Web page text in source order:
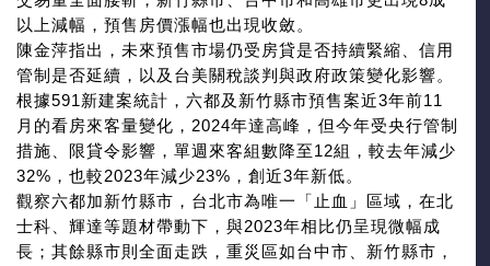
以上減幅，預售房價漲幅也出現收斂。
陳金萍指出，未來預售市場仍受房貸是否持續緊縮、信用
管制是否延續，以及台美關稅談判與政府政策變化影響。
根據591新建案統計，六都及新竹縣市預售案近3年前11
月的看房來客量變化，2024年達高峰，但今年受央行管制
措施、限貸令影響，單週來客組數降至12組，較去年減少
32%，也較2023年減少23%，創近3年新低。
觀察六都加新竹縣市，台北市為唯一「止血」區域，在北
士科、輝達等題材帶動下，與2023年相比仍呈現微幅成
長；其餘縣市則全面走跌，重災區如台中市、新竹縣市，